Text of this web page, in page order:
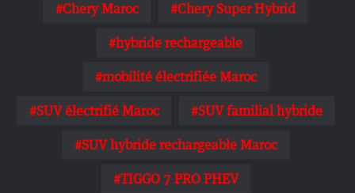
Chery Maroc Chery Super Hybrid
hybride rechargeable
mobilité électrifiée Maroc
SUV électrifié Maroc SUV familial hybride
SUV hybride rechargeable Maroc
TIGGO 7 PRO PHEV